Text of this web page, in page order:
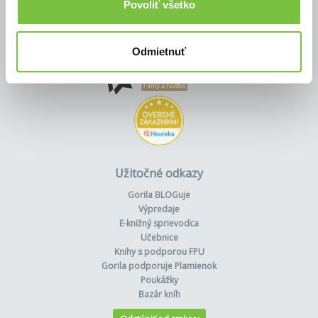
Povoliť všetko
Odmietnuť
Užitočné odkazy
Gorila BLOGuje
Výpredaje
E-knižný sprievodca
Učebnice
Knihy s podporou FPU
Gorila podporuje Plamienok
Poukážky
Bazár kníh